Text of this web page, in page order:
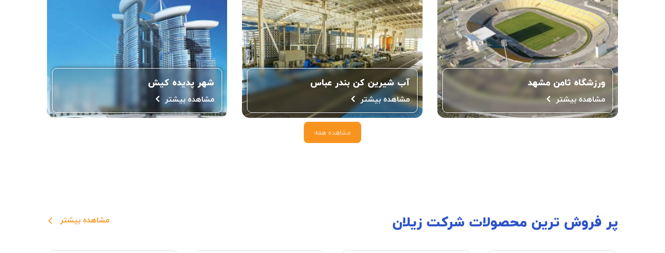
ورزشگاه ثامن مشهد
مشاهده بیشتر
آب شیرین کن بندر عباس
مشاهده بیشتر
شهر پدیده کیش
مشاهده بیشتر
مشاهده همه
پر فروش ترین محصولات شرکت زیلان مشاهده بیشتر